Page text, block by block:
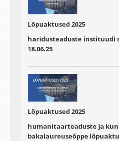
Lõpuaktused 2025
haridusteaduste instituudi
18.06.25
Lõpuaktused 2025
humanitaarteaduste ja
bakalaureuseõppe